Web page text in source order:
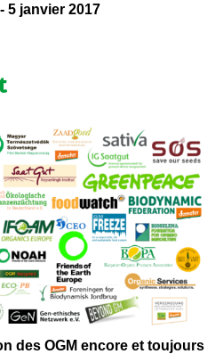
5 janvier 2017
des OGM encore et toujours